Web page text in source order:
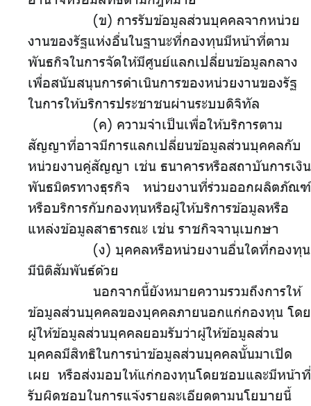
(ข) การรับข้อมูลส่วนบุคคลจากหน่วย
งานของรัฐแห่งอื่นในฐานะที่กองทุนมีหน้าที่ตาม
พันธกิจในการจัดให้มีศูนย์แลกเปลี่ยนข้อมูลกลาง
เพื่อสนับสนุนการดำเนินการของหน่วยงานของรัฐ
ในการให้บริการประชาชนผ่านระบบดิจิทัล
(ค) ความจำเป็นเพื่อให้บริการตาม
สัญญาที่อาจมีการแลกเปลี่ยนข้อมูลส่วนบุคคลกับ
หน่วยงานคู่สัญญา เช่น ธนาคารหรือสถาบันการเงิน
พันธมิตรทางธุรกิจ หน่วยงานที่ร่วมออกผลิตภัณฑ์
หรือบริการกับกองทุนหรือผู้ให้บริการข้อมูลหรือ
แหล่งข้อมูลสาธารณะ เช่น ราชกิจจานุเบกษา
(ง) .บุคคลหรือหน่วยงานอื่นใดที่กองทุน
มีนิติสัมพันธ์ด้วย
นอกจากนี้ยังหมายความรวมถึงการให้
ข้อมูลส่วนบุคคลของบุคคลภายนอกแก่กองทุน โดย
ผู้ให้ข้อมูลส่วนบุคคลยอมรับว่าผู้ให้ข้อมูลส่วน
บุคคลมีสิทธิในการนำข้อมูลส่วนบุคคลนั้นมาเปิด
เผย หรือส่งมอบให้แก่กองทุนโดยชอบและมีหน้าที่
รับผิดชอบในการแจ้งรายละเอียดตามนโยบายนี้